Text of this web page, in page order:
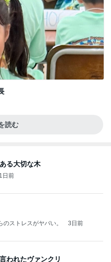
読む
る大切な木
1日前
のストレスがヤバい。 3日前
われたヴァンクリ